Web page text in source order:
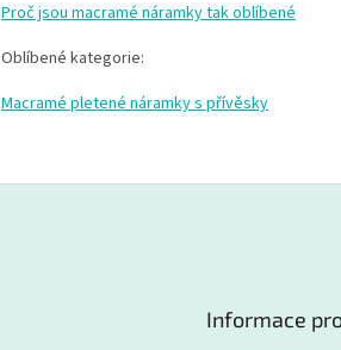
Proč jsou macramé náramky tak oblíbené
Oblíbené kategorie:
Macramé pletené náramky s přívěsky
Informace